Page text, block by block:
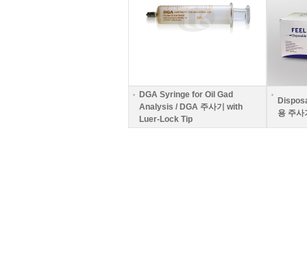
DGA Syringe for Oil Gad
Analysis / DGA 주사기 with
Luer-Lock Tip
용 주사